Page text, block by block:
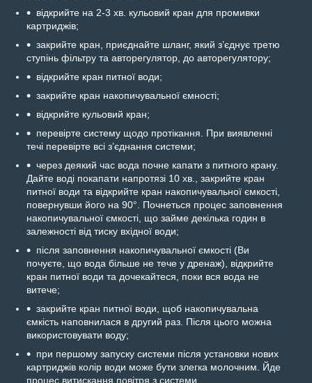
відкрийте на 2-3 хв. кульовий кран для промивки
картриджів;
закрийте кран, приєднайте шланг, який з’єднує третю
ступінь фільтру та авторегулятор, до авторегулятору;
відкрийте кран питної води;
закрийте кран накопичувальної ємності;
відкрийте кульовий кран;
перевірте систему щодо протікання. При виявленні
течі перевірте всі з’єднання системи;
через деякий час вода почне капати з питного крану.
Дайте воді покапати напротязі 10 хв., закрийте кран
питної води та відкрийте кран накопичувальної ємкості,
повернувши його на 90°. Почнеться процес заповнення
накопичувальної ємкості, що займе декілька годин в
залежності від тиску вхідної води;
після заповнення накопичувальної ємкості (Ви
почуєте, що вода більше не тече у дренаж), відкрийте
кран питної води та дочекайтеся, поки вся вода не
витече;
закрийте кран питної води, щоб накопичувальна
ємкість наповнилася в другий раз. Після цього можна
використовувати воду;
при першому запуску системи після установки нових
картриджів колір води може бути злегка молочним. Йде
процес витискання повітря з системи.